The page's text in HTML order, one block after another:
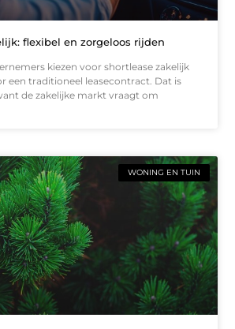
flexibel en zorgeloos rijden
kiezen voor shortlease zakelijk
een traditioneel leasecontract. Dat is
de zakelijke markt vraagt om
WONING EN TUIN